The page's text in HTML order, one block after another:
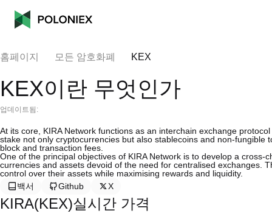
홈페이지 모든 암호화폐 KEX
KEX이란 무엇인가
업데이트됨:
At its core, KIRA Network functions as an interchain exchange
stake not only cryptocurrencies but also stablecoins and non-
block and transaction fees.
One of the principal objectives of KIRA Network is to develop a
currencies and assets devoid of the need for centralised exchanges.
control over their assets while maximising rewards and liquidity.
백서
Github X
KIRA(KEX)실시간 가격